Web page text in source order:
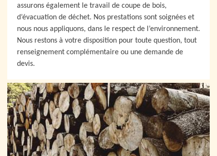
assurons également le travail de coupe de bois,
d’évacuation de déchet. Nos prestations sont soignées et
nous nous appliquons, dans le respect de l’environnement.
Nous restons à votre disposition pour toute question, tout
renseignement complémentaire ou une demande de
devis.